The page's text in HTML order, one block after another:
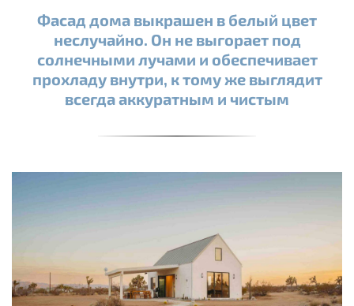
Фасад дома выкрашен в белый цвет
неслучайно. Он не выгорает под
солнечными лучами и обеспечивает
прохладу внутри, к тому же выглядит
всегда аккуратным и чистым